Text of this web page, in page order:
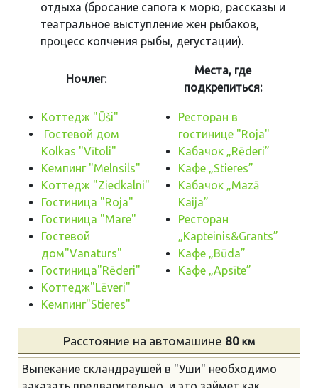
отдыха (бросание сапога к морю, рассказы и
театральное выступление жен рыбаков,
процесс копчения рыбы, дегустации).
Ночлег:
Места, где
подкрепиться:
Коттедж "Ūši"
Гостевой дом
Kolkas "Vītoli"
Кемпинг "Melnsils"
Коттедж "Ziedkalni"
Гостиница "Roja"
Гостиница "Mare"
Гостевой
дом"Vanaturs"
Гостиница"Rēderi"
Коттедж"Lēveri"
Кемпинг"Stieres"
Pесторан в
гостинице "Roja"
Kабачок „Rēderi”
Kафе „Stieres”
Kабачок „Mazā
Kaija”
Pесторан
„Kapteinis&Grants”
Kафе „Būda”
Kафе „Apsīte”
Расстояние на автомашине 80 км
Выпекание скландраушей в "Уши" необходимо